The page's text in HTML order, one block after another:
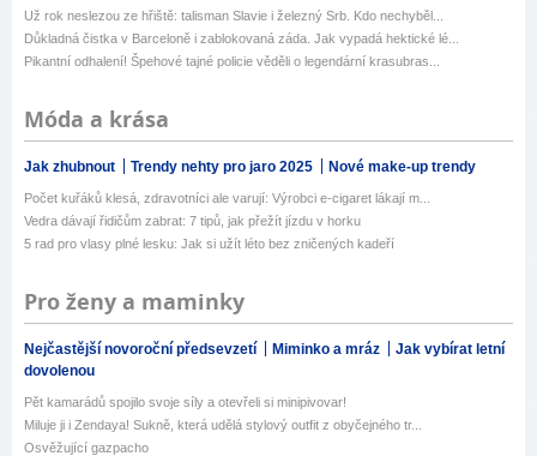
Už rok neslezou ze hřiště: talisman Slavie i železný Srb. Kdo nechyběl...
Důkladná čistka v Barceloně i zablokovaná záda. Jak vypadá hektické lé...
Pikantní odhalení! Špehové tajné policie věděli o legendární krasubras...
Móda a krása
Jak zhubnout Trendy nehty pro jaro 2025 Nové make-up trendy
Počet kuřáků klesá, zdravotníci ale varují: Výrobci e-cigaret lákají m...
Vedra dávají řidičům zabrat: 7 tipů, jak přežít jízdu v horku
5 rad pro vlasy plné lesku: Jak si užít léto bez zničených kadeří
Pro ženy a maminky
Nejčastější novoroční předsevzetí Miminko a mráz
Jak vybírat letní
dovolenou
Pět kamarádů spojilo svoje síly a otevřeli si minipivovar!
Miluje ji i Zendaya! Sukně, která udělá stylový outfit z obyčejného tr...
Osvěžující gazpacho